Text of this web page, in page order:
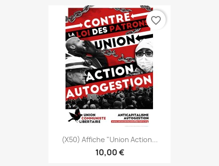
(x50) Affiche "Union Action...
10,00 €
favorite_border